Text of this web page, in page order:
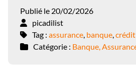
Publié le 20/02/2026
picadilist
Tag : assurance, banque,
Catégorie : Banque,